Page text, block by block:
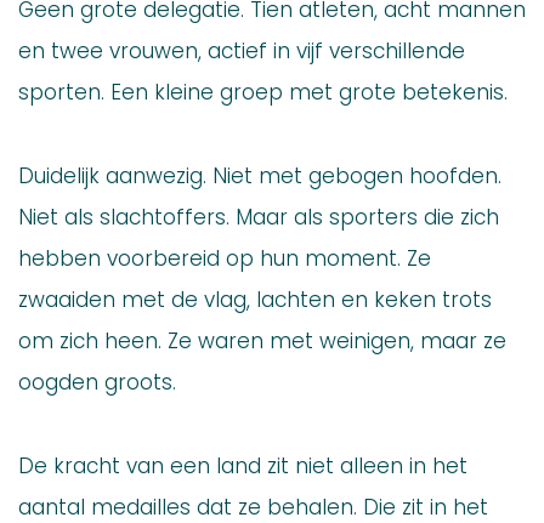
Geen grote delegatie. Tien atleten, acht mannen
en twee vrouwen, actief in vijf verschillende
sporten. Een kleine groep met grote betekenis.
Duidelijk aanwezig. Niet met gebogen hoofden.
Niet als slachtoffers. Maar als sporters die zich
hebben voorbereid op hun moment. Ze
zwaaiden met de vlag, lachten en keken trots
om zich heen. Ze waren met weinigen, maar ze
oogden groots.
De kracht van een land zit niet alleen in het
aantal medailles dat ze behalen. Die zit in het